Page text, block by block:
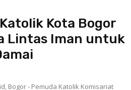
Kota Bogor
Lintas Iman untuk
Bogor - Pemuda Katolik Komisariat